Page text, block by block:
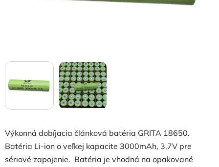
Výkonná dobíjacia článková batéria GRITA 18650.
Batéria Li-ion o veľkej kapacite 3000mAh, 3,7V pre
sériové zapojenie. Batéria je vhodná na opakované